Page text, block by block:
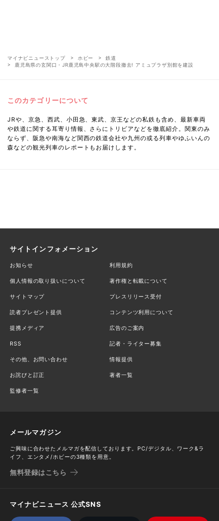
マイナビニューストップ ホビー
鉄道
鹿児島県の玄関口・JR鹿児島中央駅の大階段撤去! アミュプラザ別館を建設
このカテゴリーについて
JRや、京急、西武、小田急、東武、京王などの私鉄も含め、最新車両
や鉄道に関する耳寄り情報、さらにトリビアなどを徹底紹介。関東のみ
ならず、阪急や南海など関西の鉄道会社や九州の或る列車やゆふいんの
森などの観光列車のレポートもお届けします。
サイトインフォメーション
お知らせ 利用規約
個人情報の取り扱いについて 著作権と転載について
サイトマップ プレスリリース受付
読者プレゼント提供 コンテンツ利用について
提携メディア 広告のご案内
RSS 記者・ライター募集
その他、お問い合わせ 情報提供
お詫びと訂正 著者一覧
監修者一覧
メールマガジン
ご興味に合わせたメルマガを配信しております。PC/デジタル、ワーク&ラ
イフ、エンタメ/ホビーの3種類を用意。
無料登録はこちら
マイナビニュース 公式SNS